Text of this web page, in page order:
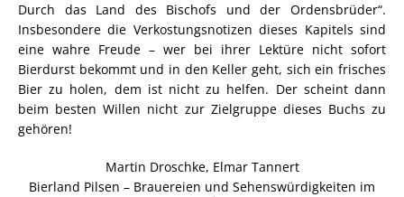
Durch das Land des Bischofs und der Ordensbrüder“.
Insbesondere die Verkostungsnotizen dieses Kapitels sind
eine wahre Freude – wer bei ihrer Lektüre nicht sofort
Bierdurst bekommt und in den Keller geht, sich ein frisches
Bier zu holen, dem ist nicht zu helfen. Der scheint dann
beim besten Willen nicht zur Zielgruppe dieses Buchs zu
gehören!
Martin Droschke, Elmar Tannert
Bierland Pilsen – Brauereien und Sehenswürdigkeiten im